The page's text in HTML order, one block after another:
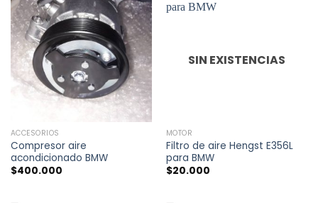
ACCESORIOS
Compresor aire
acondicionado BMW
$400.000
SIN EXISTENCIAS
MOTOR
Filtro de aire Hengst E356L
para BMW
$20.000